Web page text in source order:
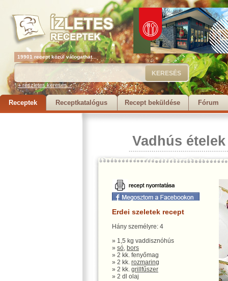
19901 recept közül válogathat...
+ részletes keresés...
Receptek Receptkatalógus Recept beküldése Fórum
Vadhús ételek
Erdei szeletek recept
Hány személyre: 4
» 1,5 kg vaddisznóhús
» só, bors
» 2 kk. fenyőmag
» 2 kk. rozmaring
» 2 kk. grillfűszer
» 2 dl olaj